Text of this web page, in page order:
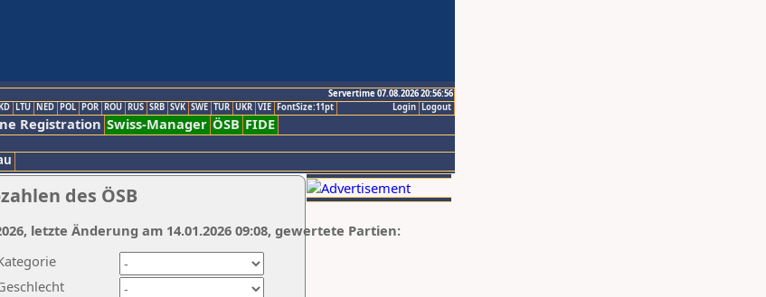
Servertime 07.08.2026 20:56:56
Logout
Login
LTU NED POL POR ROU RUS SRB SVK SWE TUR UKR VIE FontSize:11pt
Registration Swiss-Manager ÖSB FIDE
des ÖSB
letzte Änderung am 14.01.2026 09:08, gewertete Partien: